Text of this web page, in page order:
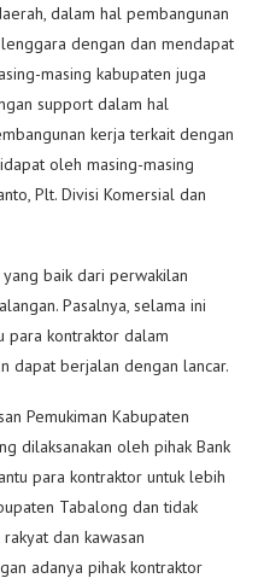
dalam hal pembangunan
dengan dan mendapat
masing kabupaten juga
support dalam hal
kerja terkait dengan
oleh masing-masing
Plt. Divisi Komersial dan
baik dari perwakilan
Pasalnya, selama ini
para kontraktor dalam
dapat berjalan dengan lancar.
Pemukiman Kabupaten
dilaksanakan oleh pihak Bank
para kontraktor untuk lebih
Tabalong dan tidak
dan kawasan
adanya pihak kontraktor